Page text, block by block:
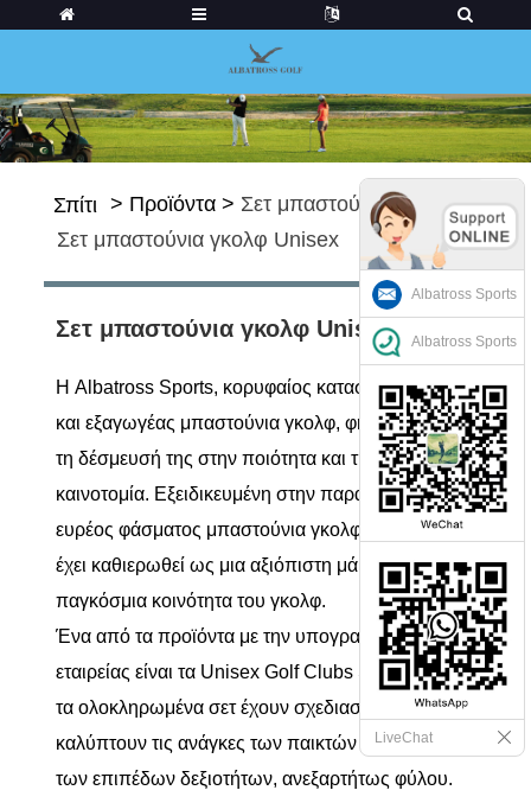
Σπίτι > Προϊόντα > Σετ μπαστούνια γκολφ>
Σετ μπαστούνια γκολφ Unisex
Σετ μπαστούνια γκολφ Unisex
Η Albatross Sports, κορυφαίος κατασκευαστής
και εξαγωγέας μπαστούνια γκολφ, φημίζεται για
τη δέσμευσή της στην ποιότητα και την
καινοτομία. Εξειδικευμένη στην παραγωγή ενός
ευρέος φάσματος μπαστούνια γκολφ, η εταιρεία
έχει καθιερωθεί ως μια αξιόπιστη μάρκα στην
παγκόσμια κοινότητα του γκολφ.
Ένα από τα προϊόντα με την υπογραφή της
εταιρείας είναι τα Unisex Golf Clubs Sets. Αυτά
τα ολοκληρωμένα σετ έχουν σχεδιαστεί για να
καλύπτουν τις ανάγκες των παικτών γκολφ όλων
των επιπέδων δεξιοτήτων, ανεξαρτήτως φύλου.
Albatross Sports
Albatross Sports
LiveChat